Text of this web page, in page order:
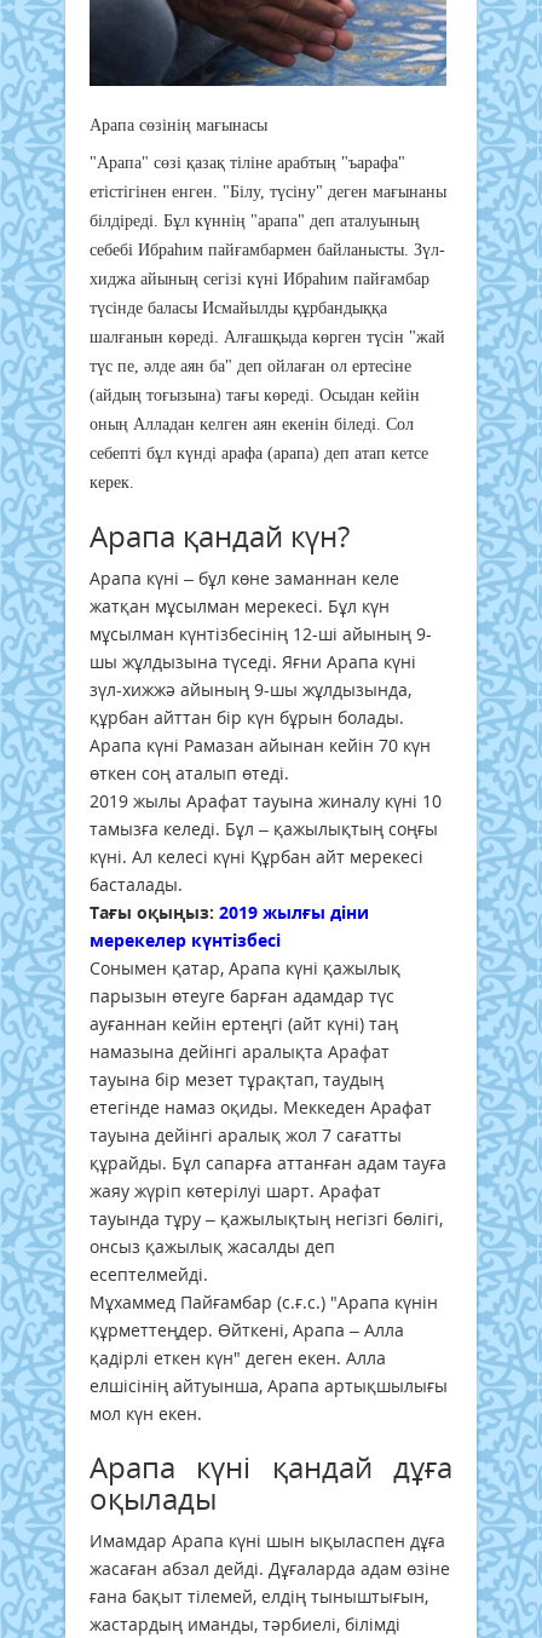
Арапа сөзінің мағынасы
"Арапа" сөзі қазақ тіліне арабтың "ъарафа"
етістігінен енген. "Білу, түсіну" деген мағынаны
білдіреді. Бұл күннің "арапа" деп аталуының
себебі Ибраһим пайғамбармен байланысты. Зүл-
хиджа айының сегізі күні Ибраһим пайғамбар
түсінде баласы Исмайылды құрбандыққа
шалғанын көреді. Алғашқыда көрген түсін "жай
түс пе, әлде аян ба" деп ойлаған ол ертесіне
(айдың тоғызына) тағы көреді. Осыдан кейін
оның Алладан келген аян екенін біледі. Сол
себепті бұл күнді арафа (арапа) деп атап кетсе
керек.
Арапа қандай күн?
Арапа күні – бұл көне заманнан келе
жатқан мұсылман мерекесі. Бұл күн
мұсылман күнтізбесінің 12-ші айының 9-
шы жұлдызына түседі. Яғни Арапа күні
зүл-хижжә айының 9-шы жұлдызында,
құрбан айттан бір күн бұрын болады.
Арапа күні Рамазан айынан кейін 70 күн
өткен соң аталып өтеді.
2019 жылы Арафат тауына жиналу күні 10
тамызға келеді. Бұл – қажылықтың соңғы
күні. Ал келесі күні Құрбан айт мерекесі
басталады.
Тағы оқыңыз: 2019 жылғы діни
мерекелер күнтізбесі
Сонымен қатар, Арапа күні қажылық
парызын өтеуге барған адамдар түс
ауғаннан кейін ертеңгі (айт күні) таң
намазына дейінгі аралықта Арафат
тауына бір мезет тұрақтап, таудың
етегінде намаз оқиды. Меккеден Арафат
тауына дейінгі аралық жол 7 сағатты
құрайды. Бұл сапарға аттанған адам тауға
жаяу жүріп көтерілуі шарт. Арафат
тауында тұру – қажылықтың негізгі бөлігі,
онсыз қажылық жасалды деп
есептелмейді.
Мұхаммед Пайғамбар (с.ғ.с.) "Арапа күнін
құрметтеңдер. Өйткені, Арапа – Алла
қадірлі еткен күн" деген екен. Алла
елшісінің айтуынша, Арапа артықшылығы
мол күн екен.
Арапа күні қандай дұға
оқылады
Имамдар Арапа күні шын ықыласпен дұға
жасаған абзал дейді. Дұғаларда адам өзіне
ғана бақыт тілемей, елдің тыныштығын,
жастардың иманды, тәрбиелі, білімді